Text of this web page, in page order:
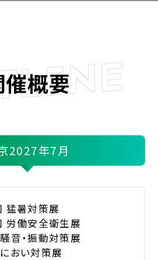
催概要
2027年7月
猛暑対策展
労働安全衛生展
音・振動対策展
おい対策展